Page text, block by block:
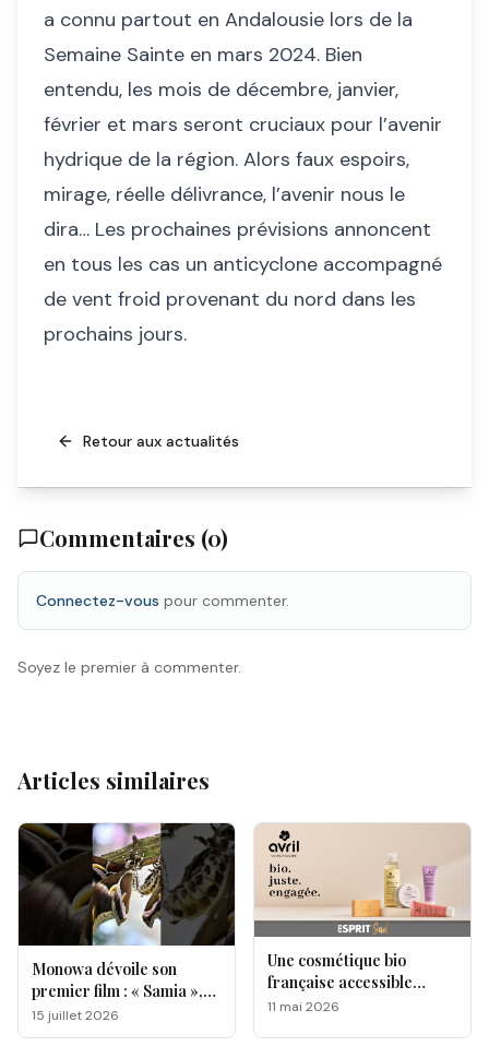
a connu partout en Andalousie lors de la
Semaine Sainte en mars 2024. Bien
entendu, les mois de décembre, janvier,
février et mars seront cruciaux pour l’avenir
hydrique de la région. Alors faux espoirs,
mirage, réelle délivrance, l’avenir nous le
dira… Les prochaines prévisions annoncent
en tous les cas un anticyclone accompagné
de vent froid provenant du nord dans les
prochains jours.
Retour aux actualités
Commentaires (0)
Connectez-vous pour commenter.
Soyez le premier à commenter.
Articles similaires
Monowa dévoile son
premier film : « Samia »,
un hommage à la magie
des papillons
15 juillet 2026
Une cosmétique bio
française accessible
séduit l'Espagne!
11 mai 2026